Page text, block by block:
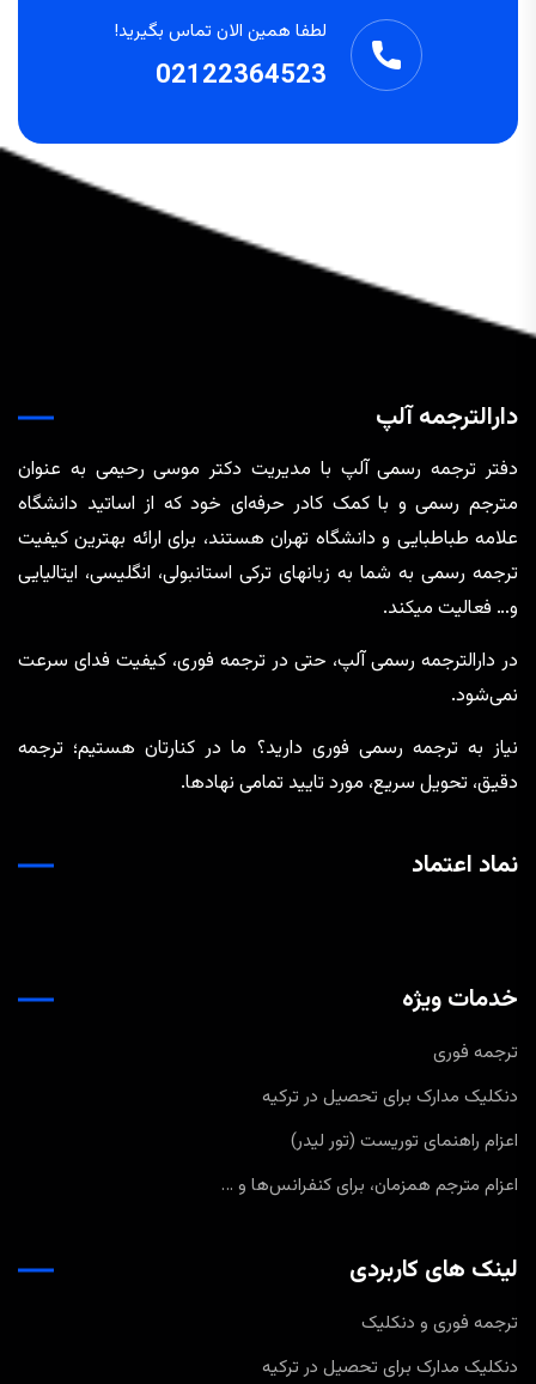
لطفا همین الان تماس بگیرید!
02122364523
دارالترجمه آلپ
دفتر ترجمه رسمی آلپ با مدیریت دکتر موسی رحیمی به عنوان
مترجم رسمی و با کمک کادر حرفه‌ای خود که از اساتید دانشگاه
علامه طباطبایی و دانشگاه تهران هستند، برای ارائه بهترین کیفیت
ترجمه رسمی به شما به زبانهای ترکی استانبولی، انگلیسی، ایتالیایی
و… فعالیت میکند.
در دارالترجمه رسمی آلپ، حتی در ترجمه‌ فوری، کیفیت فدای سرعت
نمی‌شود.
نیاز به ترجمه رسمی فوری دارید؟ ما در کنارتان هستیم؛ ترجمه
دقیق، تحویل سریع، مورد تایید تمامی نهادها.
نماد اعتماد
خدمات ویژه
ترجمه فوری
دنکلیک مدارک برای تحصیل در ترکیه
اعزام راهنمای توریست (تور لیدر)
اعزام مترجم همزمان، برای کنفرانس‌ها و …
لینک های کاربردی
ترجمه فوری و دنکلیک
دنکلیک مدارک برای تحصیل در ترکیه